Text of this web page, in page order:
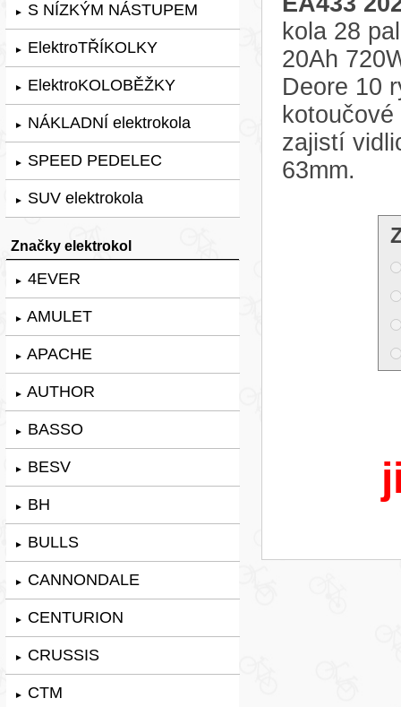
► S NÍZKÝM NÁSTUPEM
► ElektroTŘÍKOLKY
► ElektroKOLOBĚŽKY
► NÁKLADNÍ elektrokola
► SPEED PEDELEC
► SUV elektrokola
Značky elektrokol
► 4EVER
► AMULET
► APACHE
► AUTHOR
► BASSO
► BESV
► BH
► BULLS
► CANNONDALE
► CENTURION
► CRUSSIS
► CTM
kola 28
20Ah
Deore 10
zajistí
63mm.